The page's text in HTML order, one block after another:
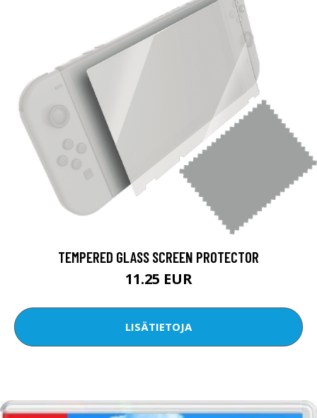
TEMPERED GLASS SCREEN PROTECTOR
11.25 EUR
LISÄTIETOJA